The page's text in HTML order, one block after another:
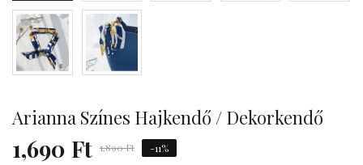
Arianna Színes Hajkendő / Dekorkendő
1,690 Ft 1,890 Ft -11%